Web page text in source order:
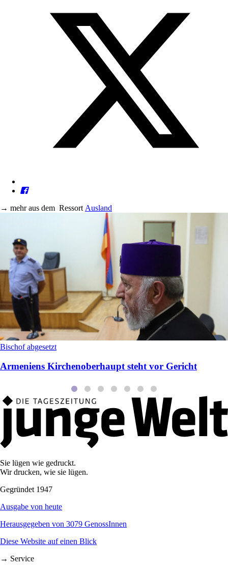
→ mehr aus dem Ressort Ausland
Bischof abgesetzt
Armeniens Kirchenoberhaupt steht vor Gericht
Sie lügen wie gedruckt.
Wir drucken, wie sie lügen.
Gegründet 1947
Ausgabe von heute
Herausgegeben von 3079 GenossInnen
Diese Website auf einen Blick
→ Service